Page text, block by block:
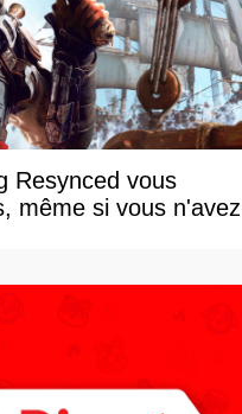
Resynced vous
même si vous n'avez